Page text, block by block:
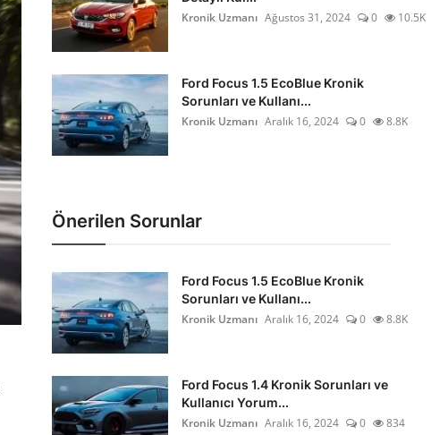
Kronik Uzmanı Ağustos 31, 2024 0 10.5K
Ford Focus 1.5 EcoBlue Kronik
Sorunları ve Kullanı...
Kronik Uzmanı Aralık 16, 2024 0 8.8K
Önerilen Sorunlar
Ford Focus 1.5 EcoBlue Kronik
Sorunları ve Kullanı...
Kronik Uzmanı Aralık 16, 2024 0 8.8K
Ford Focus 1.4 Kronik Sorunları ve
Kullanıcı Yorum...
Kronik Uzmanı Aralık 16, 2024 0 834